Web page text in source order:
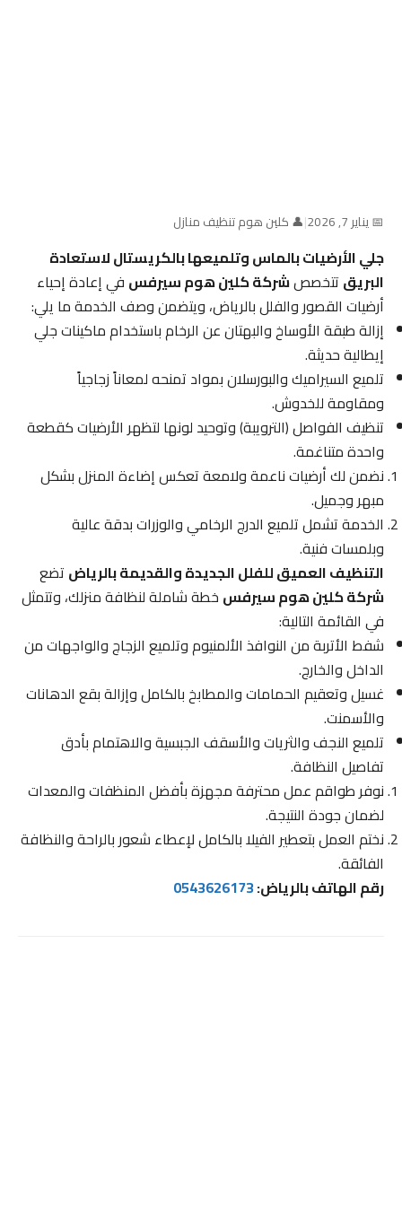
📅 يناير 7, 2026 |👤 كلين هوم تنظيف منازل
جلي الأرضيات بالماس وتلميعها بالكريستال لاستعادة
البريقتتخصصشركة كلين هوم سيرفسفي إعادة إحياء
أرضيات القصور والفلل بالرياض، ويتضمن وصف الخدمة ما يلي:
إزالة طبقة الأوساخ والبهتان عن الرخام باستخدام ماكينات جلي
إيطالية حديثة.
تلميع السيراميك والبورسلان بمواد تمنحه لمعاناً زجاجياً
ومقاومة للخدوش.
تنظيف الفواصل (الترويبة) وتوحيد لونها لتظهر الأرضيات كقطعة
واحدة متناغمة.
نضمن لك أرضيات ناعمة ولامعة تعكس إضاءة المنزل بشكل
مبهر وجميل.
الخدمة تشمل تلميع الدرج الرخامي والوزرات بدقة عالية
وبلمسات فنية.
التنظيف العميق للفلل الجديدة والقديمة بالرياضتضع
شركة كلين هوم سيرفسخطة شاملة لنظافة منزلك، وتتمثل
في القائمة التالية:
شفط الأتربة من النوافذ الألمنيوم وتلميع الزجاج والواجهات من
الداخل والخارج.
غسيل وتعقيم الحمامات والمطابخ بالكامل وإزالة بقع الدهانات
والأسمنت.
تلميع النجف والثريات والأسقف الجبسية والاهتمام بأدق
تفاصيل النظافة.
نوفر طواقم عمل محترفة مجهزة بأفضل المنظفات والمعدات
لضمان جودة النتيجة.
نختم العمل بتعطير الفيلا بالكامل لإعطاء شعور بالراحة والنظافة
الفائقة.
رقم الهاتف بالرياض:0543626173